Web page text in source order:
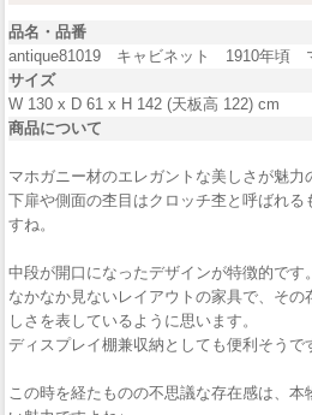
品名・品番
antique81019 キャビネット 1910年頃
サイズ
W 130 x D 61 x H 142 (天板高 122) cm
商品について
マホガニー材のエレガントな美しさが魅力
下扉や側面の杢目はクロッチ杢と呼ばれる
すね。
中段が開口になったデザインが特徴的です。
なかなか見ないレイアウトの家具で、その
しさを表しているように思います。
ディスプレイ棚兼収納としても便利そうで
この時を経たものの不思議な存在感は、